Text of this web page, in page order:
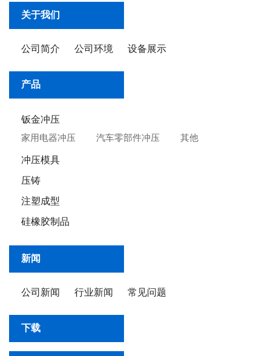
关于我们
公司简介 公司环境 设备展示
产品
钣金冲压
家用电器冲压 汽车零部件冲压 其他
冲压模具
压铸
注塑成型
硅橡胶制品
新闻
公司新闻 行业新闻 常见问题
下载